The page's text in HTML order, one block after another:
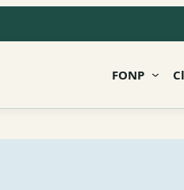
FONP